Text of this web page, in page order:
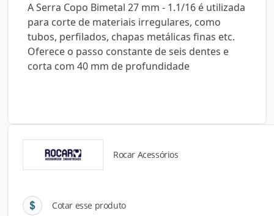
A Serra Copo Bimetal 27 mm - 1.1/16 é utilizada
para corte de materiais irregulares, como
tubos, perfilados, chapas metálicas finas etc.
Oferece o passo constante de seis dentes e
corta com 40 mm de profundidade
Rocar Acessórios
Cotar esse produto
Detalhes do produto